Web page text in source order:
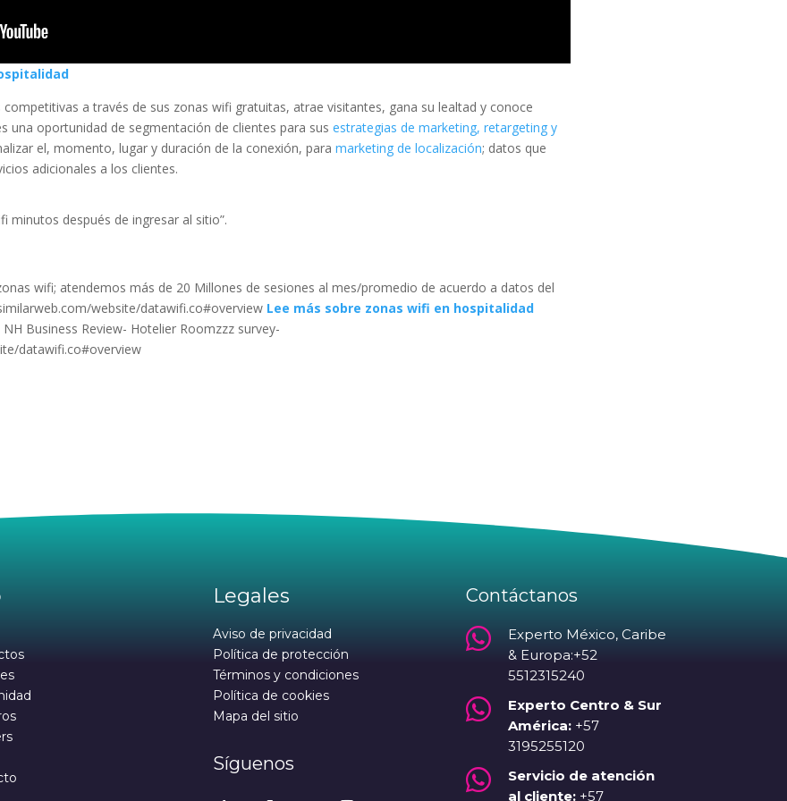
a través de sus zonas wifi gratuitas, atrae visitantes, gana su lealtad y conoce
una oportunidad de segmentación de clientes para sus estrategias de marketing, retargeting y
el, momento, lugar y duración de la conexión, para marketing de localización; datos que
adicionales a los clientes.
minutos después de ingresar al sitio”.
wifi; atendemos más de 20 Millones de sesiones al mes/promedio de acuerdo a datos del
website/datawifi.co#overview Lee más sobre zonas wifi en hospitalidad
Business Review- Hotelier Roomzzz survey-
datawifi.co#overview
Legales
Aviso de privacidad
Política de protección
Términos y condiciones
Política de cookies
Mapa del sitio
Síguenos
Contáctanos

Experto México, Caribe
& Europa:+52
5512315240

Experto Centro & Sur
América: +57
3195255120

Servicio de atención
al cliente: +57